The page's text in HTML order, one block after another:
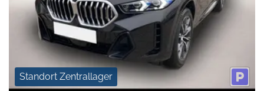
Standort Zentrallager